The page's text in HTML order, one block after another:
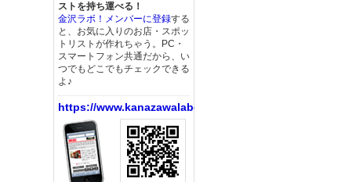
ストを持ち運べる！
金沢ラボ！メンバーに登録する
と、お気に入りのお店・スポッ
トリストが作れちゃう。PC・
スマートフォン共通だから、い
つでもどこでもチェックできる
よ♪
https://www.kanazawalabo.net/